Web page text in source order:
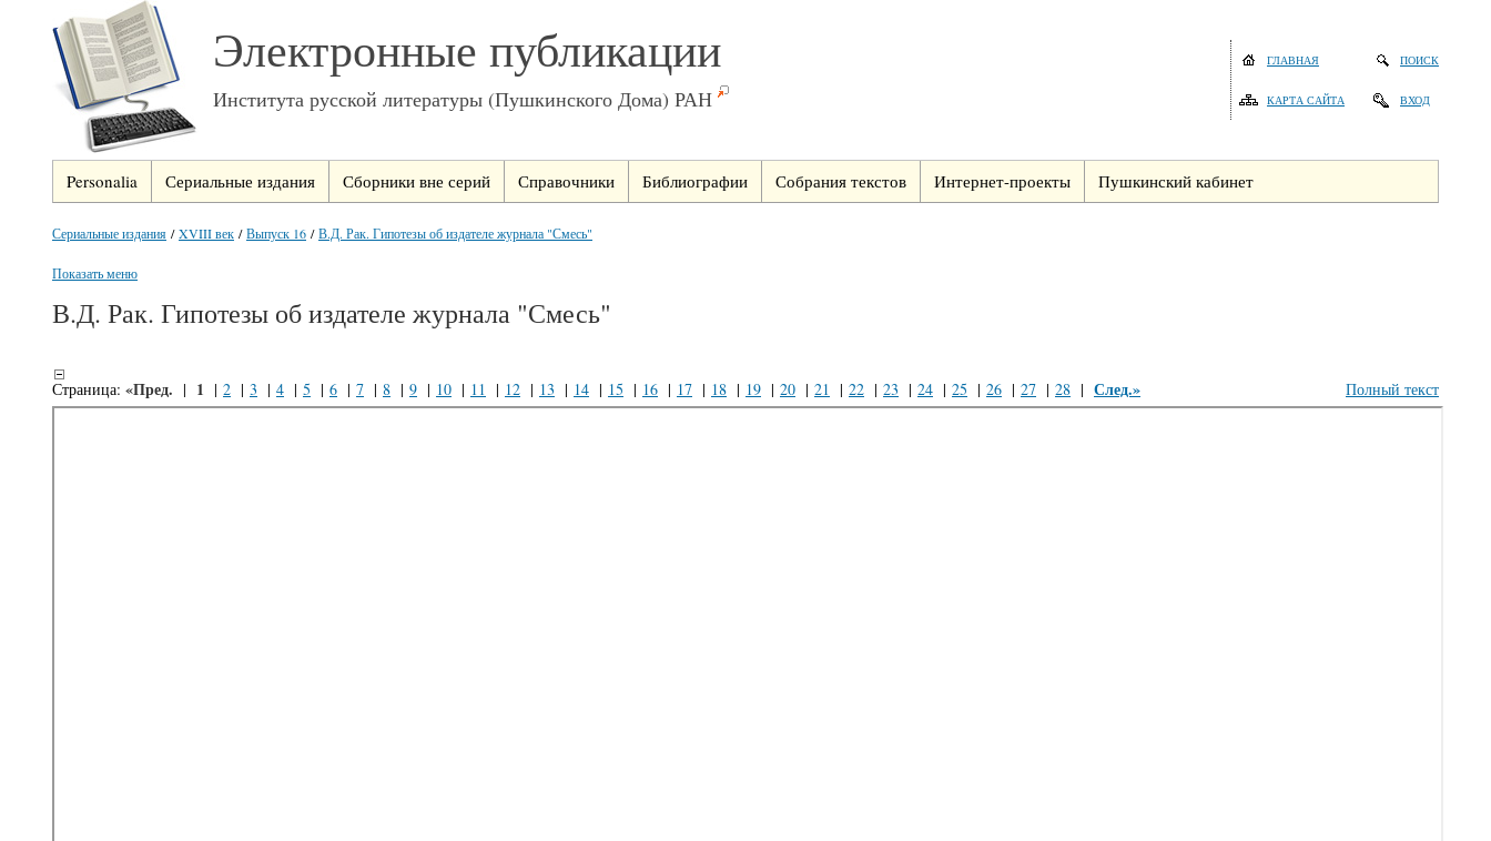
Электронные публикации
Института русской литературы (Пушкинского Дома) РАН
ГЛАВНАЯ
КАРТА САЙТА
ПОИСК
ВХОД
Personalia Сериальные издания Сборники вне серий Справочники Библиографии Собрания текстов Интернет-проекты Пушкинский кабинет
Сериальные издания /XVIII век /Выпуск 16 /В.Д. Рак. Гипотезы об издателе журнала "Смесь"
Показать меню
В.Д. Рак. Гипотезы об издателе журнала "Смесь"
Страница: «Пред. | 1 | 2 | 3 | 4 | 5 | 6 | 7 | 8 | 9 | 10 | 11 | 12 | 13 | 14 | 15 | 16 | 17 | 18 | 19 | 20 | 21 | 22 | 23 | 24 | 25 | 26 | 27 | 28 | След.» Полный текст